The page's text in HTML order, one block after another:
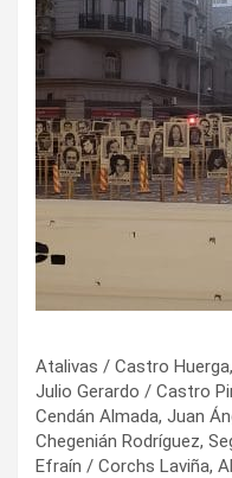
Atalivas / Castro
Julio Gerardo / Castro
Cendán Almada, Juan
Chegenián Rodríguez,
Efraín / Corchs Laviña,